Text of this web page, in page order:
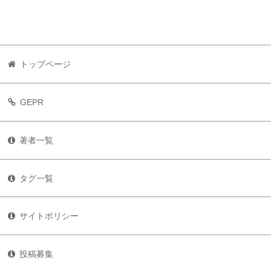
トップページ
GEPR
著者一覧
タグ一覧
サイトポリシー
投稿募集